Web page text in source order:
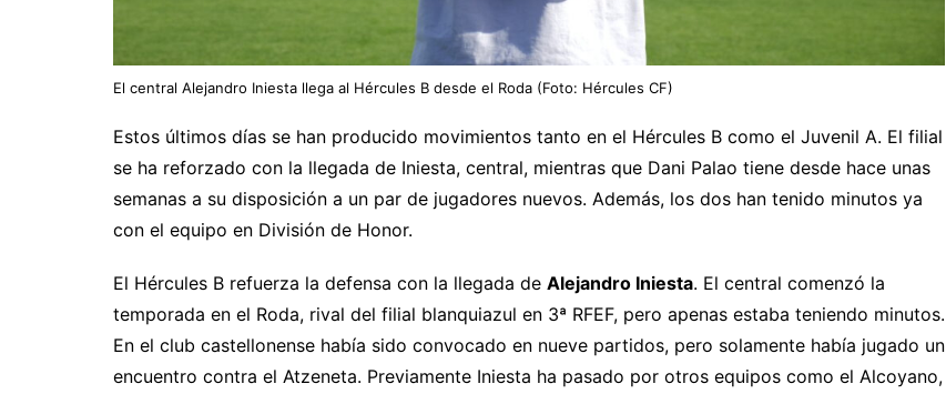
El central Alejandro Iniesta llega al Hércules B desde el Roda (Foto: Hércules CF)
Estos últimos días se han producido movimientos tanto en el Hércules B como el Juvenil A. El filial
se ha reforzado con la llegada de Iniesta, central, mientras que Dani Palao tiene desde hace unas
semanas a su disposición a un par de jugadores nuevos. Además, los dos han tenido minutos ya
con el equipo en División de Honor.
El Hércules B refuerza la defensa con la llegada de Alejandro Iniesta. El central comenzó la
temporada en el Roda, rival del filial blanquiazul en 3ª RFEF, pero apenas estaba teniendo minutos.
En el club castellonense había sido convocado en nueve partidos, pero solamente había jugado un
encuentro contra el Atzeneta. Previamente Iniesta ha pasado por otros equipos como el Alcoyano,